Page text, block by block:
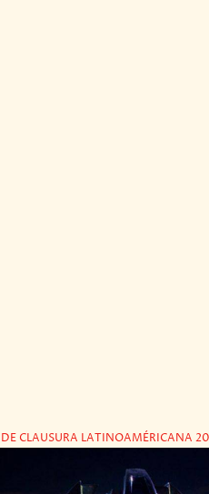
CLAUSURA LATINOAMÉRICANA